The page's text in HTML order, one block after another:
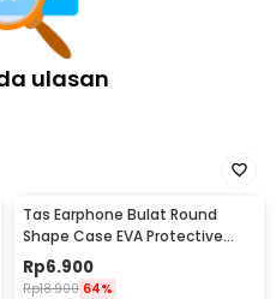
ulasan
Tas Earphone Bulat Round
Shape Case EVA Protective
Mini Bag 1PCS - D0083
Rp6.900
Rp18.900 64%